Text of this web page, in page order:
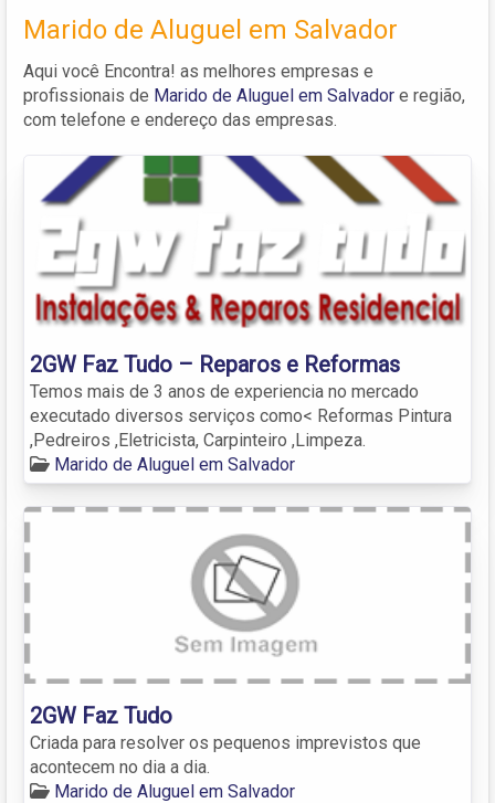
Marido de Aluguel em Salvador
Aqui você Encontra! as melhores empresas e
profissionais de Marido de Aluguel em Salvador e região,
com telefone e endereço das empresas.
2GW Faz Tudo – Reparos e Reformas
Temos mais de 3 anos de experiencia no mercado
executado diversos serviços como< Reformas Pintura
,Pedreiros ,Eletricista, Carpinteiro ,Limpeza.
Marido de Aluguel em Salvador
2GW Faz Tudo
Criada para resolver os pequenos imprevistos que
acontecem no dia a dia.
Marido de Aluguel em Salvador